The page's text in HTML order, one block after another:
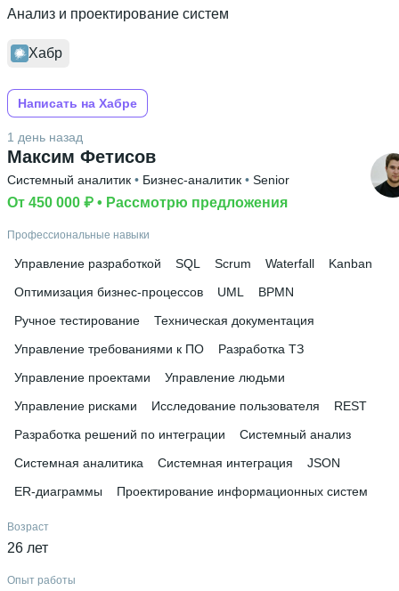
Анализ и проектирование систем
Хабр
Написать на Хабре
Максим Фетисов
1 день назад
Системный аналитик • Бизнес-аналитик • Senior
От 450 000 ₽ • Рассмотрю предложения
Профессиональные навыки
Управление разработкой SQL Scrum Waterfall
Kanban
Оптимизация бизнес-процессов
UML
BPMN
Ручное тестирование
Техническая документация
Управление требованиями к ПО
Разработка ТЗ
Управление проектами
Управление людьми
Управление рисками
Исследование пользователя
REST
Разработка решений по интеграции
Системный анализ
Системная аналитика
Системная интеграция
JSON
ER-диаграммы
Проектирование информационных систем
Возраст
26 лет
Опыт работы